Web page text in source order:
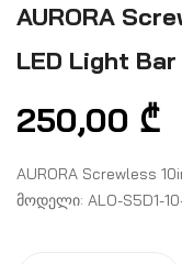
AURORA
LED Light Bar
250,00 ₾
AURORA Screwless
მოდელი: ALO-S5D1-